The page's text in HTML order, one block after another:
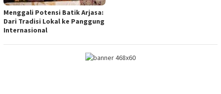
Menggali Potensi Batik Arjasa:
Dari Tradisi Lokal ke Panggung
Internasional